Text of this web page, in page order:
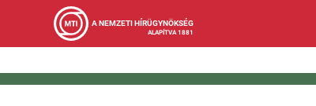
A NEMZETI HÍRÜGYNÖKSÉG
ALAPÍTVA 1881